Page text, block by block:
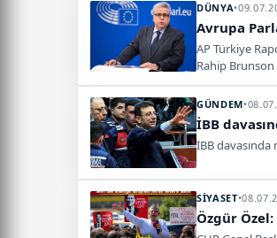
DÜNYA•
Avrupa
AP Türkiye
Rahip Brunson
GÜNDEM•
İBB
İBB
SİYASET•
Özgür